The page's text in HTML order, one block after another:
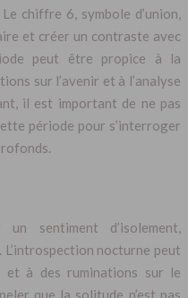
chiffre 6, symbole d’union,
et créer un contraste avec
peut être propice à la
sur l’avenir et à l’analyse
il est important de ne pas
période pour s’interroger
sentiment d’isolement,
nocturne peut
et à des ruminations sur le
que la solitude n’est pas